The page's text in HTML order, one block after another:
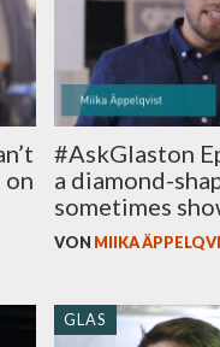
#AskGlaston
a diamond-
sometimes
VON MIIKA
GLAS